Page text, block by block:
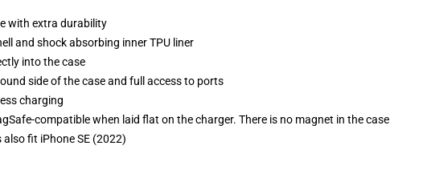
with extra durability
and shock absorbing inner TPU liner
into the case
side of the case and full access to ports
charging
compatible when laid flat on the charger. There is no magnet in the case
fit iPhone SE (2022)